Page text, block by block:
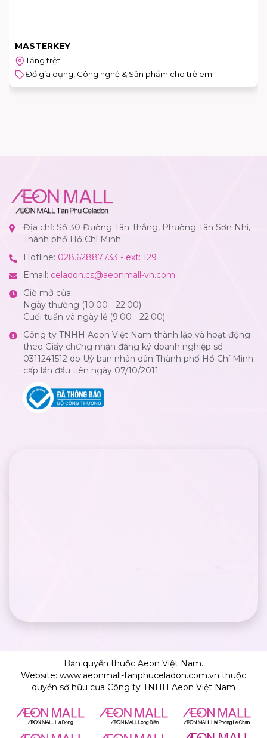
MASTERKEY
Tầng trệt
Đồ gia dụng, Công nghệ & Sản phẩm cho trẻ em
Địa chỉ: Số 30 Đường Tân Thắng, Phường Tân Sơn Nhì,
Thành phố Hồ Chí Minh
Hotline: 028.62887733 - ext: 129
Email: celadon.cs@aeonmall-vn.com
Giờ mở cửa:
Ngày thường (10:00 - 22:00)
Cuối tuần và ngày lễ (9:00 - 22:00)
Công ty TNHH Aeon Việt Nam thành lập và hoạt động
theo Giấy chứng nhận đăng ký doanh nghiệp số
0311241512 do Uỷ ban nhân dân Thành phố Hồ Chí Minh
cấp lần đầu tiên ngày 07/10/2011
Bản quyền thuộc Aeon Việt Nam.
Website: www.aeonmall-tanphuceladon.com.vn thuộc
quyền sở hữu của Công ty TNHH Aeon Việt Nam